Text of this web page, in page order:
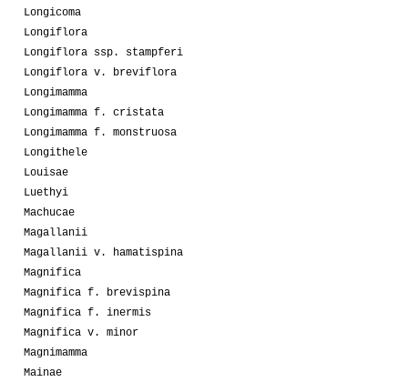
Longicoma
Longiflora
Longiflora ssp. stampferi
Longiflora v. breviflora
Longimamma
Longimamma f. cristata
Longimamma f. monstruosa
Longithele
Louisae
Luethyi
Machucae
Magallanii
Magallanii v. hamatispina
Magnifica
Magnifica f. brevispina
Magnifica f. inermis
Magnifica v. minor
Magnimamma
Mainae